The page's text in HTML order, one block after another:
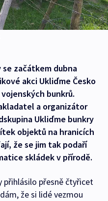
začátkem dubna
akci Ukliďme Česko
bunkrů.
a organizátor
Ukliďme bunkry
objektů na hranicích
že se jim tak podaří
skládek v přírodě.
přihlásilo přesně čtyřicet
že si lidé vezmou